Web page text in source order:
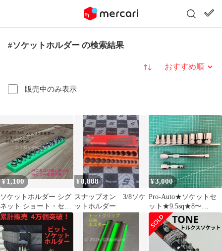
#ソケットホルダー の検索結果
販売中のみ表示
並び替え
¥1,100
ソケットホルダー シグ
ネット ショート・セミ
ディープ、ディープ オ
ーダー制作可能
¥8,888
スナップオン 3/8ソケ
ットホルダー
¥3,000
Pro-Auto★ソケットセ
ット★9.5sq★8〜
19mm★9個★エクステ
ンションバー2本★ソケ
ットホルダー付★スエ
カゲツール★極美品